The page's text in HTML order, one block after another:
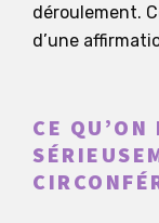
déroulement.
d’une
CE QU’ON